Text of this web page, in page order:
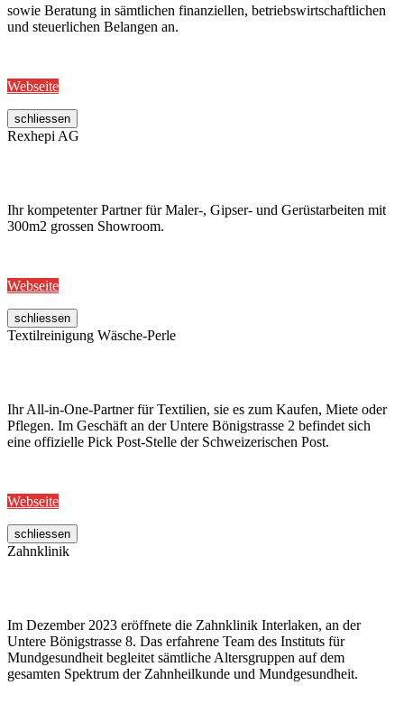
sowie Beratung in sämtlichen finanziellen, betriebswirtschaftlichen
und steuerlichen Belangen an.
Webseite
schliessen
Rexhepi AG
Ihr kompetenter Partner für Maler-, Gipser- und Gerüstarbeiten mit
300m2 grossen Showroom.
Webseite
schliessen
Textilreinigung Wäsche-Perle
Ihr All-in-One-Partner für Textilien, sie es zum Kaufen, Miete oder
Pflegen. Im Geschäft an der Untere Bönigstrasse 2 befindet sich
eine offizielle Pick Post-Stelle der Schweizerischen Post.
Webseite
schliessen
Zahnklinik
Im Dezember 2023 eröffnete die Zahnklinik Interlaken, an der
Untere Bönigstrasse 8. Das erfahrene Team des Instituts für
Mundgesundheit begleitet sämtliche Altersgruppen auf dem
gesamten Spektrum der Zahnheilkunde und Mundgesundheit.